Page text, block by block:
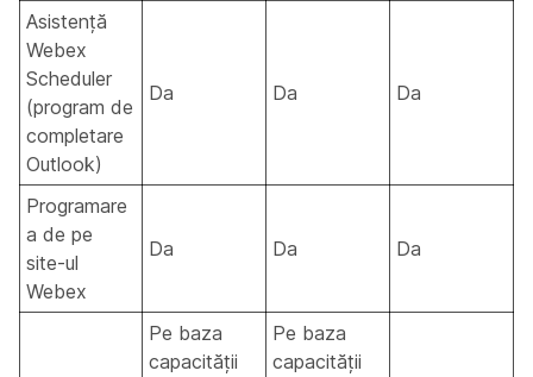
Asistență
Webex
Scheduler
(program de
completare
Outlook)
Da Da Da
Programare
a de pe
site-ul
Webex
Da Da Da
Pe baza
capacității
Pe baza
capacității